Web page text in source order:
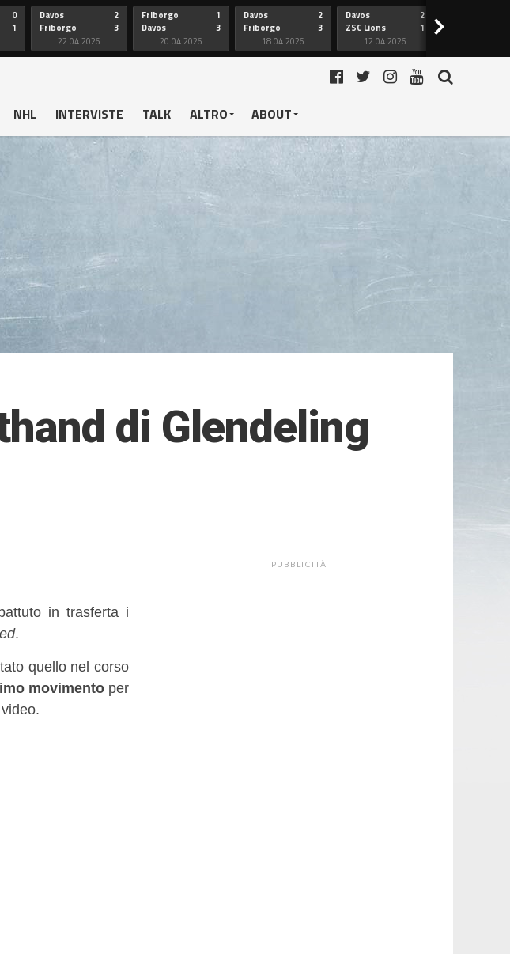
0
1
Davos
Friborgo
2
3
22.04.2026
Friborgo
Davos
1
3
20.04.2026
Davos
Friborgo
2
3
18.04.2026
Davos
ZSC Lions
2
1
12.04.2026
>
NHL INTERVISTE TALK ALTRO ABOUT
di Glendeling
in trasferta i
.
quello nel corso
movimento per
PUBBLICITÀ